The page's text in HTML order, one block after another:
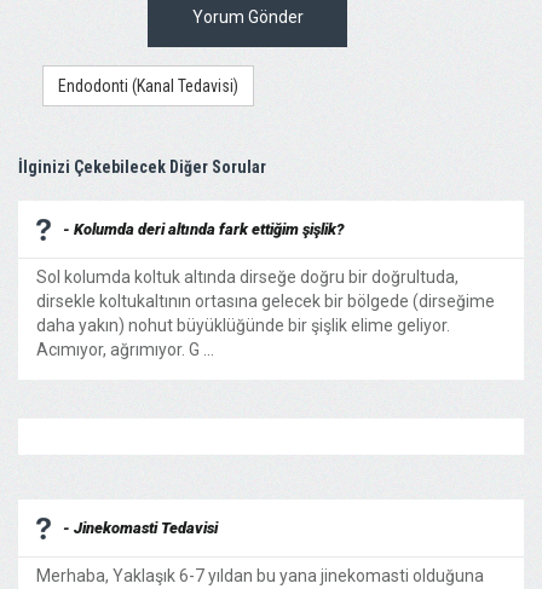
Yorum Gönder
Endodonti (Kanal Tedavisi)
İlginizi Çekebilecek Diğer Sorular
- Kolumda deri altında fark ettiğim şişlik?
Sol kolumda koltuk altında dirseğe doğru bir doğrultuda,
dirsekle koltukaltının ortasına gelecek bir bölgede (dirseğime
daha yakın) nohut büyüklüğünde bir şişlik elime geliyor.
Acımıyor, ağrımıyor. G ...
- Jinekomasti Tedavisi
Merhaba, Yaklaşık 6-7 yıldan bu yana jinekomasti olduğuna